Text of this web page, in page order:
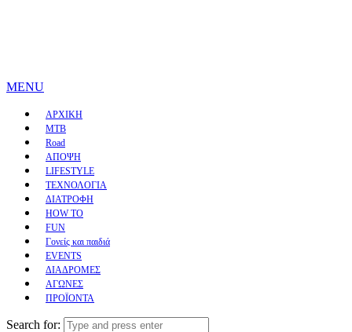
MENU
ΑΡΧΙΚΗ
MTB
Road
ΑΠΟΨΗ
LIFESTYLE
ΤΕΧΝΟΛΟΓΙΑ
ΔΙΑΤΡΟΦΗ
HOW TO
FUN
Γονείς και παιδιά
EVENTS
ΔΙΑΔΡΟΜΕΣ
ΑΓΩΝΕΣ
ΠΡΟΪΟΝΤΑ
Search for: